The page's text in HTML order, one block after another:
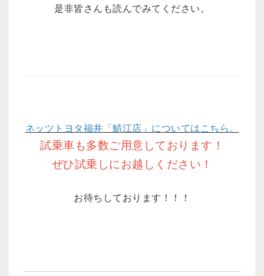
是非皆さんも読んでみてください。
ネッツトヨタ福井「 鯖江店」についてはこちら。
試乗車も多数ご用意しております！
ぜひ試乗しにお越しください！
お待ちしております！！！